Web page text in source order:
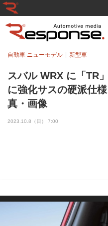
スバル WRX に「TR
に強化サスの硬派仕
真・画像
自動車 ニューモデル 新型車
2023.10.8（日） 7:00